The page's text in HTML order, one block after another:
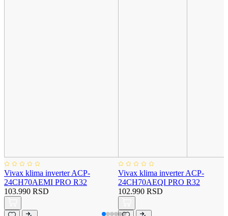
Vivax klima inverter ACP-
24CH70AEMI PRO R32
103.990 RSD
Vivax klima inverter ACP-
24CH70AEQI PRO R32
102.990 RSD